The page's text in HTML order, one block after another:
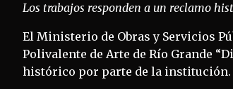
Los trabajos responden a un reclamo
El Ministerio de Obras y Servicios
Polivalente de Arte de Río Grande
histórico por parte de la institución.